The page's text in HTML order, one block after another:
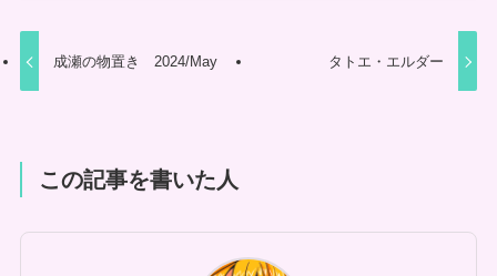
成瀬の物置き 2024/May タトエ・エルダー
この記事を書いた人